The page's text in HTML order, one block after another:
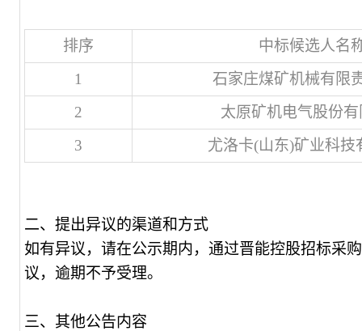
排序
中标候选人名
1
石家庄煤矿机械有限
2
太原矿机电气股份
3
尤洛卡(山东)矿业科技
二、提出异议的渠道和方式
如有异议，请在公示期内，通过晋能控股招标采
议，逾期不予受理。
三、其他公告内容